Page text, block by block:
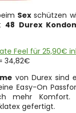
Sex schützen
48 Durex
Feel für 25,90€
34,82€
von Durex sind
Easy-On
mehr Komfort.
gefertigt.